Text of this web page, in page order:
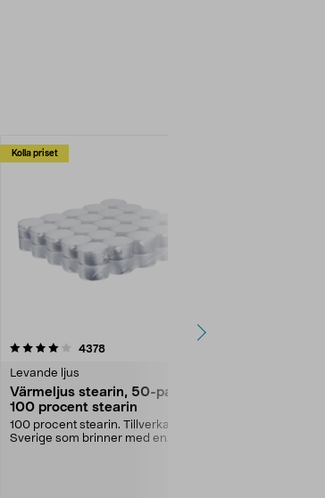
Kolla priset
4378recensioner
Levande ljus
Värmeljus stearin, 50-pack,
100 procent stearin
100 procent stearin. Tillverkade i
Sverige som brinner med en
4.5av 5 stjärnor